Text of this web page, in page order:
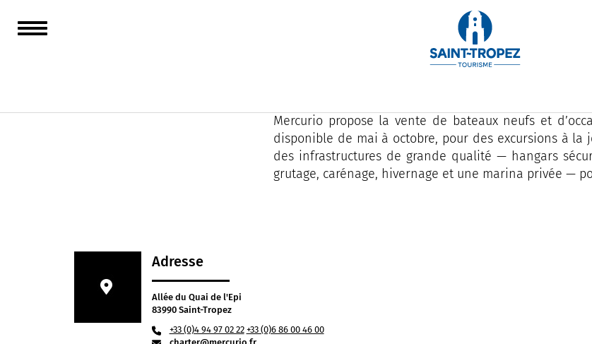
Mercurio, acteur incontournable de la plaisance à
officiel des marques prestigieuses : Solaris Power,
Mercurio propose la vente de bateaux neufs et
disponible de mai à octobre, pour des excursions à
des infrastructures de grande qualité — hangars
grutage, carénage, hivernage et une marina privée —
Adresse
Allée du Quai de l'Epi
83990 Saint-Tropez
+33 (0)4 94 97 02 22 +33 (0)6 86 00 46 00